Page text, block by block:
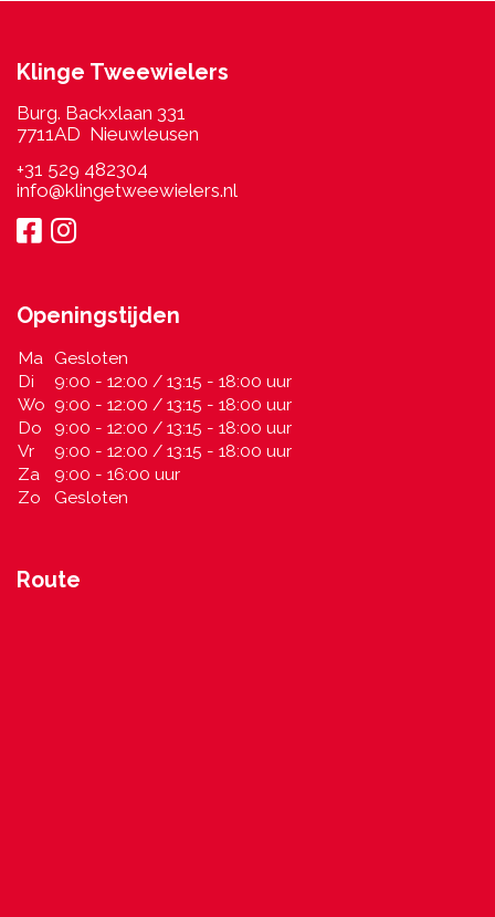
Klinge Tweewielers
Burg. Backxlaan 331
7711AD Nieuwleusen
+31 529 482304
info@klingetweewielers.nl
Openingstijden
Ma Gesloten
Di
9:00 - 12:00 / 13:15 - 18:00 uur
Wo 9:00 - 12:00 / 13:15 - 18:00 uur
Do
9:00 - 12:00 / 13:15 - 18:00 uur
Vr
9:00 - 12:00 / 13:15 - 18:00 uur
Za
9:00 - 16:00 uur
Zo
Gesloten
Route